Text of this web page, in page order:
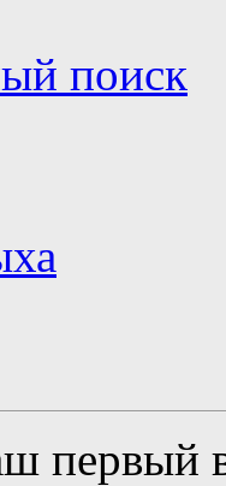
поиск
первый